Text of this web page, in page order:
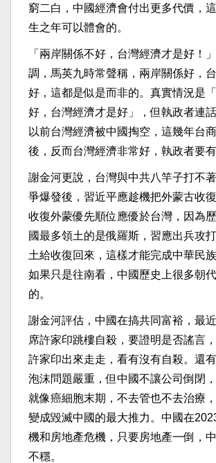
窮二白，中國經濟會付出更多代價，
生之年可以體會的。
「兩岸關係不好，台灣經濟才是好！
調，馬英九時常聲稱，兩岸關係好，
好，這都是似是而非的。真實情況是
好，台灣經濟才是好」，但執政者連話
以前台灣經濟被中國掏空，這幾年台
後，反而台灣經濟非常好，執政者要有
謝金河更說，台灣與中共八竿子打不
爭爆發後，習近平應趁機把外蒙古收
收復外蒙優先順位應優於台灣，因為
國最多領土的是俄羅斯，習應出兵攻
土給收復回來，這樣才能完成中華民族
如果只是往南看，中國歷史上很多朝
的。
謝金河評估，中國在搞共同富裕，最
席許家印跳樓自殺，要證明是否謠言
許家印出來走走，看有沒有自殺。還
泡沫問題嚴重，但中國不讓公司倒閉
就像癌細胞末期，不去管也不去治療
變成毀滅中國的最大推力。中國在
機和房地產危機，只要房地產一倒，
不穩。